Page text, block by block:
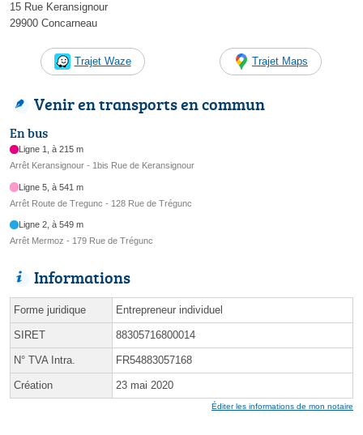
15 Rue Keransignour
29900 Concarneau
Trajet Waze Trajet Maps
Venir en transports en commun
En bus
Ligne 1, à 215 m
Arrêt Keransignour - 1bis Rue de Keransignour
Ligne 5, à 541 m
Arrêt Route de Tregunc - 128 Rue de Trégunc
Ligne 2, à 549 m
Arrêt Mermoz - 179 Rue de Trégunc
Informations
Forme juridique Entrepreneur individuel
SIRET 88305716800014
N° TVA Intra. FR54883057168
Création 23 mai 2020
Éditer les informations de mon notaire